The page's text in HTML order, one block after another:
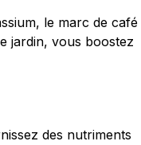
le marc de café
jardin, vous boostez
des nutriments